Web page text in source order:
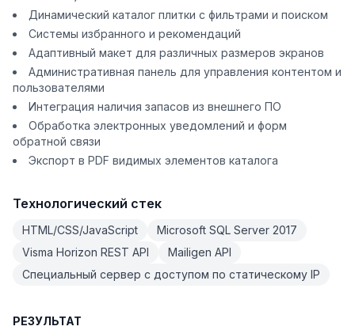
Динамический каталог плитки с фильтрами и поиском
Системы избранного и рекомендаций
Адаптивный макет для различных размеров экранов
Административная панель для управления контентом и
пользователями
Интеграция наличия запасов из внешнего ПО
Обработка электронных уведомлений и форм
обратной связи
Экспорт в PDF видимых элементов каталога
Технологический стек
HTML/CSS/JavaScript
Microsoft SQL Server 2017
Visma Horizon REST API
Mailigen API
Специальный сервер с доступом по статическому IP
РЕЗУЛЬТАТ